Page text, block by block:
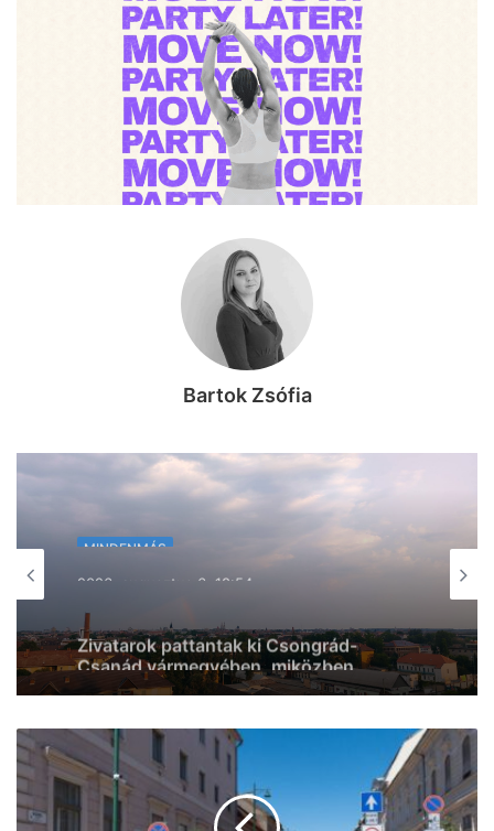
Bartok Zsófia
MINDENMÁS
2026, augusztus 6. 18:54
Zivatarok pattantak ki Csongrád-
Csanád vármegyében, miközben
jócskán megdőlt a melegrekord az
országban
MINDENMÁS
2026, augusztus 6. 18:11
Sajnos halálos volt a Kiskunfélegyháza
külterületén kiütött tűz, ami a szegedi
IC-k késését is okozta